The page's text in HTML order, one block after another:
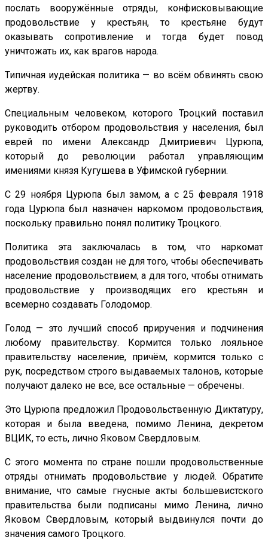
послать вооружённые отряды, конфисковывающие
продовольствие у крестьян, то крестьяне будут
оказывать сопротивление и тогда будет повод
уничтожать их, как врагов народа.
Типичная иудейская политика — во всём обвинять свою
жертву.
Специальным человеком, которого Троцкий поставил
руководить отбором продовольствия у населения, был
еврей по имени Александр Дмитриевич Цурюпа,
который до революции работал управляющим
имениями князя Кугушева в Уфимской губернии.
С 29 ноября Цурюпа был замом, а с 25 февраля 1918
года Цурюпа был назначен наркомом продовольствия,
поскольку правильно понял политику Троцкого.
Политика эта заключалась в том, что наркомат
продовольствия создан не для того, чтобы обеспечивать
население продовольствием, а для того, чтобы отнимать
продовольствие у производящих его крестьян и
всемерно создавать Голодомор.
Голод — это лучший способ приручения и подчинения
любому правительству. Кормится только лояльное
правительству население, причём, кормится только с
рук, посредством строго выдаваемых талонов, которые
получают далеко не все, все остальные — обречены.
Это Цурюпа предложил Продовольственную Диктатуру,
которая и была введена, помимо Ленина, декретом
ВЦИК, то есть, лично Яковом Свердловым.
С этого момента по стране пошли продовольственные
отряды отнимать продовольствие у людей. Обратите
внимание, что самые гнусные акты большевистского
правительства были подписаны мимо Ленина, лично
Яковом Свердловым, который выдвинулся почти до
значения самого Троцкого.